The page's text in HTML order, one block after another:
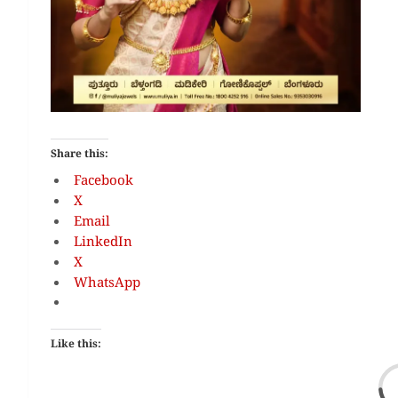
Share this:
Facebook
X
Email
LinkedIn
X
WhatsApp
Like this: